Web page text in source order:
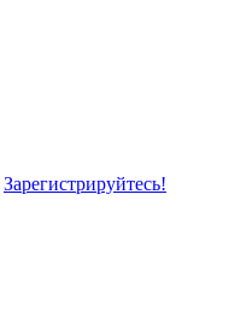
Зарегистрируйтесь!